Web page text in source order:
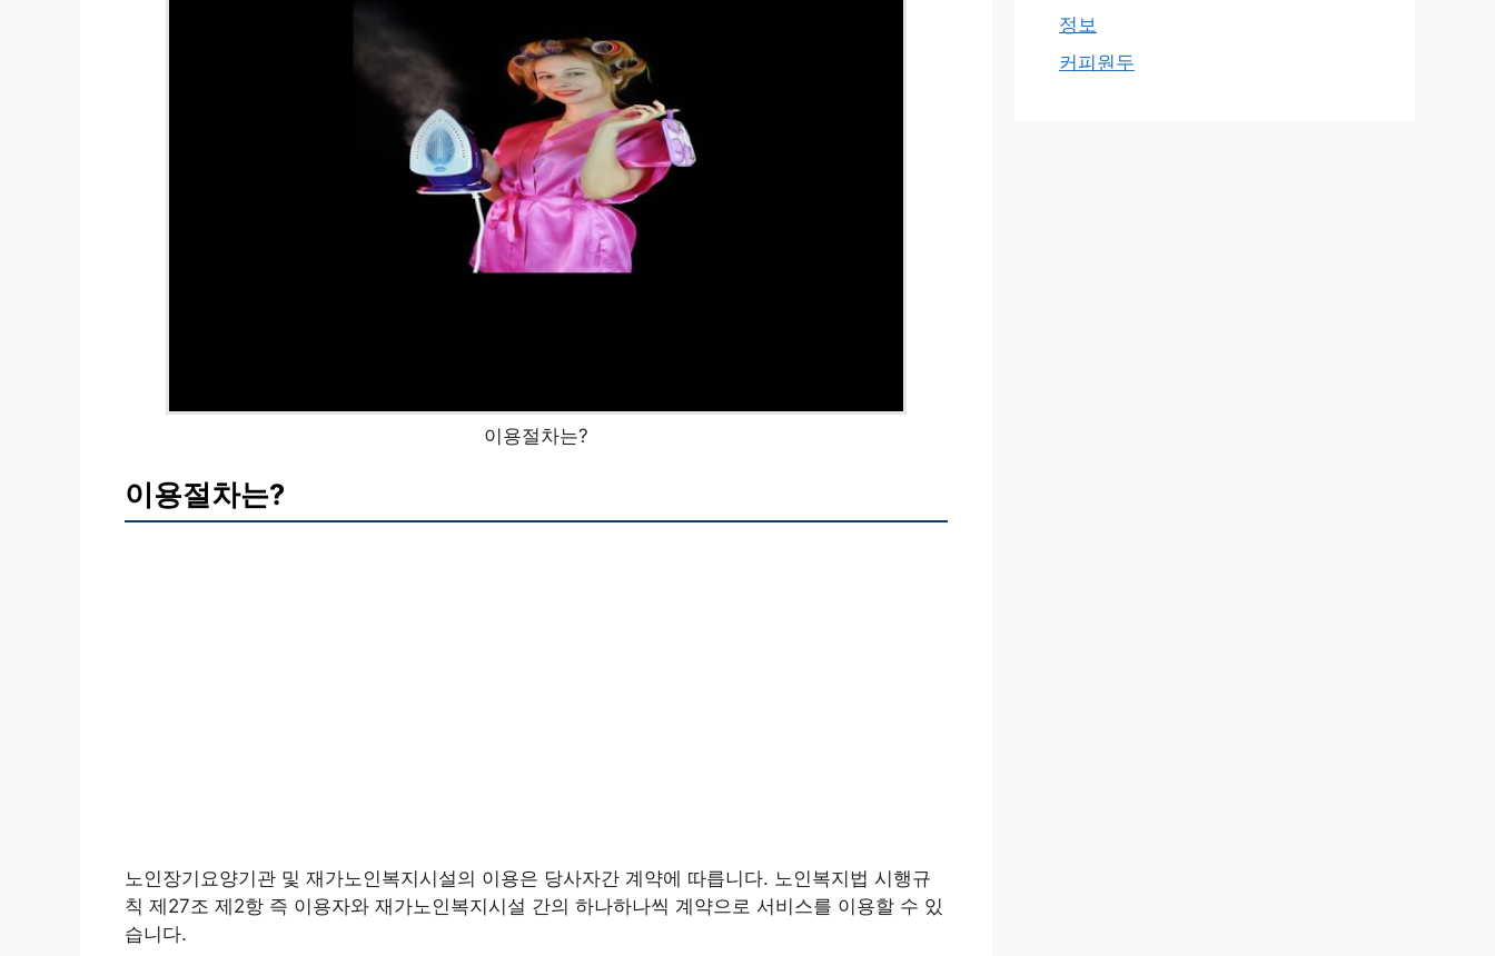
이용절차는?
이용절차는?
노인장기요양기관 및 재가노인복지시설의 이용은 당사자간 계약에 따릅니다. 노인복지법 시행규
칙 제27조 제2항 즉 이용자와 재가노인복지시설 간의 하나하나씩 계약으로 서비스를 이용할 수 있
습니다.
정보
커피원두